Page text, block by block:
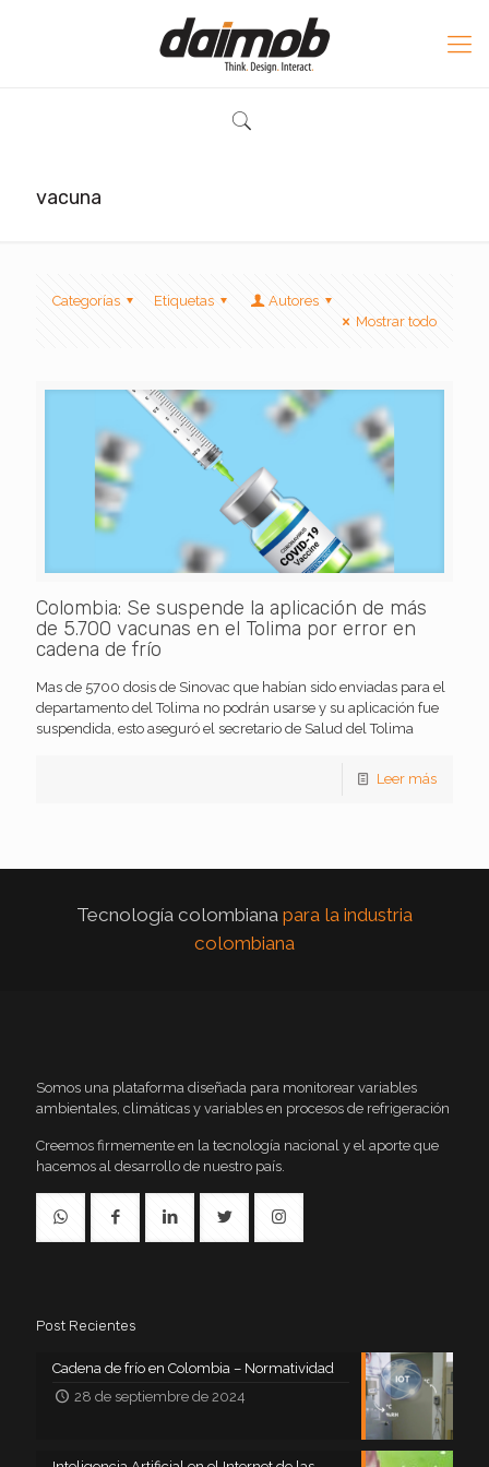
vacuna
Categorías Etiquetas
Autores
Mostrar todo
Colombia: Se suspende la aplicación de más
de 5.700 vacunas en el Tolima por error en
cadena de frío
Mas de 5700 dosis de Sinovac que habían sido enviadas para el
departamento del Tolima no podrán usarse y su aplicación fue
suspendida, esto aseguró el secretario de Salud del Tolima
Leer más
Tecnología colombiana para la industria
colombiana
Somos una plataforma diseñada para monitorear variables
ambientales, climáticas y variables en procesos de refrigeración
Creemos firmemente en la tecnología nacional y el aporte que
hacemos al desarrollo de nuestro país.
Post Recientes
Cadena de frío en Colombia – Normatividad
28 de septiembre de 2024